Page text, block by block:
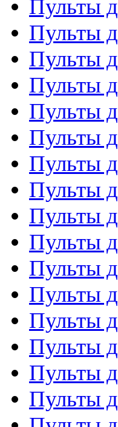
Пульты
Пульты
Пульты
Пульты
Пульты
Пульты
Пульты
Пульты
Пульты
Пульты
Пульты
Пульты
Пульты
Пульты
Пульты
Пульты